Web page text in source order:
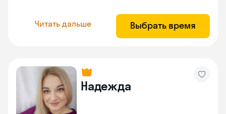
Читать дальше Выбрать время
Надежда